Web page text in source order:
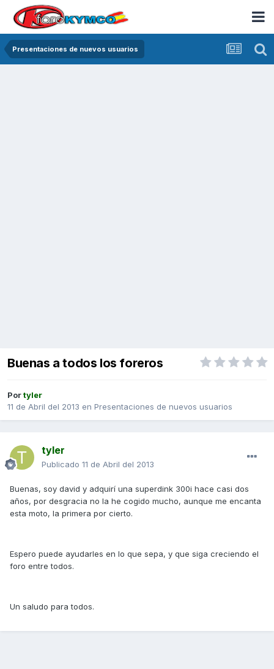
Presentaciones de nuevos usuarios
Buenas a todos los foreros
Portyler
11 de Abril del 2013 en Presentaciones de nuevos usuarios
tyler
Publicado 11 de Abril del 2013
Buenas, soy david y adquirí una superdink 300i hace casi dos
años, por desgracia no la he cogido mucho, aunque me encanta
esta moto, la primera por cierto.
Espero puede ayudarles en lo que sepa, y que siga creciendo el
foro entre todos.
Un saludo para todos.